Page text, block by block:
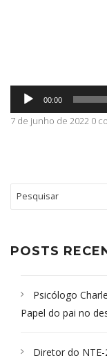
Tocador
áudio
00:00
7 de junho de 2022 0
POSTS
Psicólogo
Papel do pai no
Diretor do